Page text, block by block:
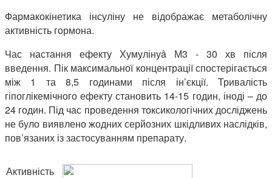
Фармакокінетика інсуліну не відображає метаболічну
активність гормона.
Час настання ефекту Хумулінуâ М3 - 30 хв після
введення. Пік максимальної концентра­ції спостерігається
між 1 та 8,5 годинами після ін’єкції. Тривалість
гіпоглікемічного ефекту становить 14-15 годин, іноді – до
24 годин. Під час проведення токсикологічних досліджень
не було виявлено жодних серйозних шкідливих наслідків,
пов’язаних із застосуванням препарату.
Активність